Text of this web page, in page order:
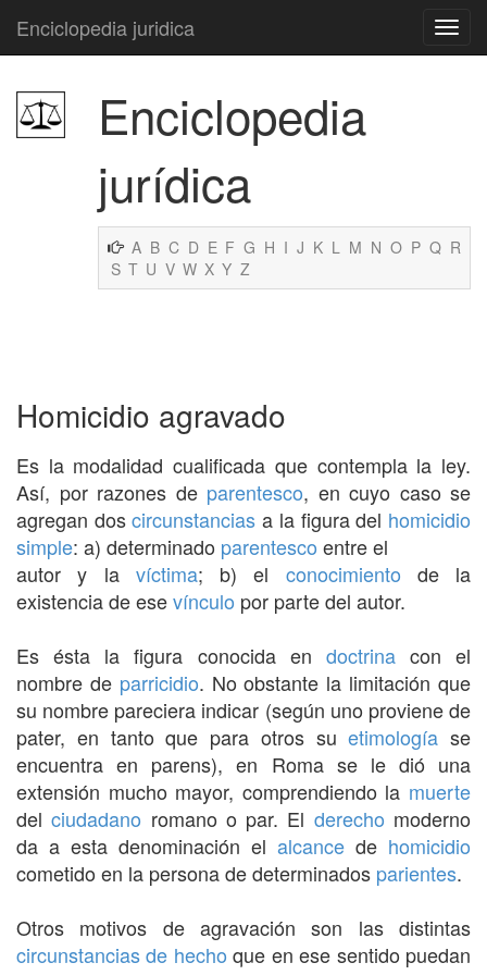
Enciclopedia juridica
Enciclopedia
jurídica
A B C D E F G H I J K L M N O P Q R
S T U V W X Y Z
Homicidio agravado
Es la modalidad cualificada que contempla la ley.
Así, por razones de parentesco, en cuyo caso se
agregan doscircunstancias a la figura del homicidio
simple: a) determinado parentesco entre el
autor y la víctima; b) el conocimiento de la
existencia de esevínculo por parte del autor.
Es ésta la figura conocida en doctrinacon el
nombre de parricidio. No obstante la limitación que
su nombre pareciera indicar (según uno proviene de
pater, en tanto que para otros suetimología se
encuentra en parens), en Roma se le dió una
extensión mucho mayor, comprendiendo la muerte
delciudadano romano o par. El derecho moderno
da a esta denominación el alcance de homicidio
cometido en la persona de determinados parientes.
Otros motivos de agravación son las distintas
circunstancias de hecho que en ese sentido puedan